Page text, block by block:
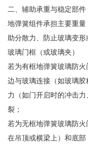
二、辅助承重与稳定部
地弹簧组件承担主要重
助分散力、防止玻璃变形
玻璃门框（或玻璃夹）
若为有框地弹簧玻璃防
边与玻璃连接（如玻璃
力（如门开启时的冲击
裂；
若为无框地弹簧玻璃防火
在吊顶或横梁上）和底部